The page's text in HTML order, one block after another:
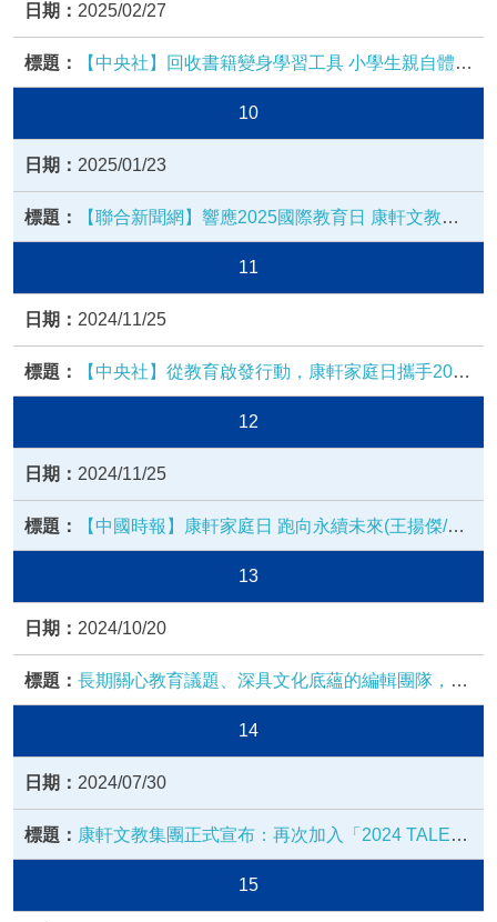
2025/02/27
【中央社】回收書籍變身學習工具 小學生親自體驗
永續循環
10
2025/01/23
【聯合新聞網】響應2025國際教育日 康軒文教積
極以行動推廣SDGs 為下一代打造永續競爭力
11
2024/11/25
【中央社】從教育啟發行動，康軒家庭日攜手2000
人共築永續未來
12
2024/11/25
【中國時報】康軒家庭日 跑向永續未來(王揚傑/新
北報導)
13
2024/10/20
長期關心教育議題、深具文化底蘊的編輯團隊，是
康軒優質教科書有力的推手！
14
2024/07/30
康軒文教集團正式宣布：再次加入「2024 TALEN
T, in Taiwan，台灣人才永續行動聯盟」
15